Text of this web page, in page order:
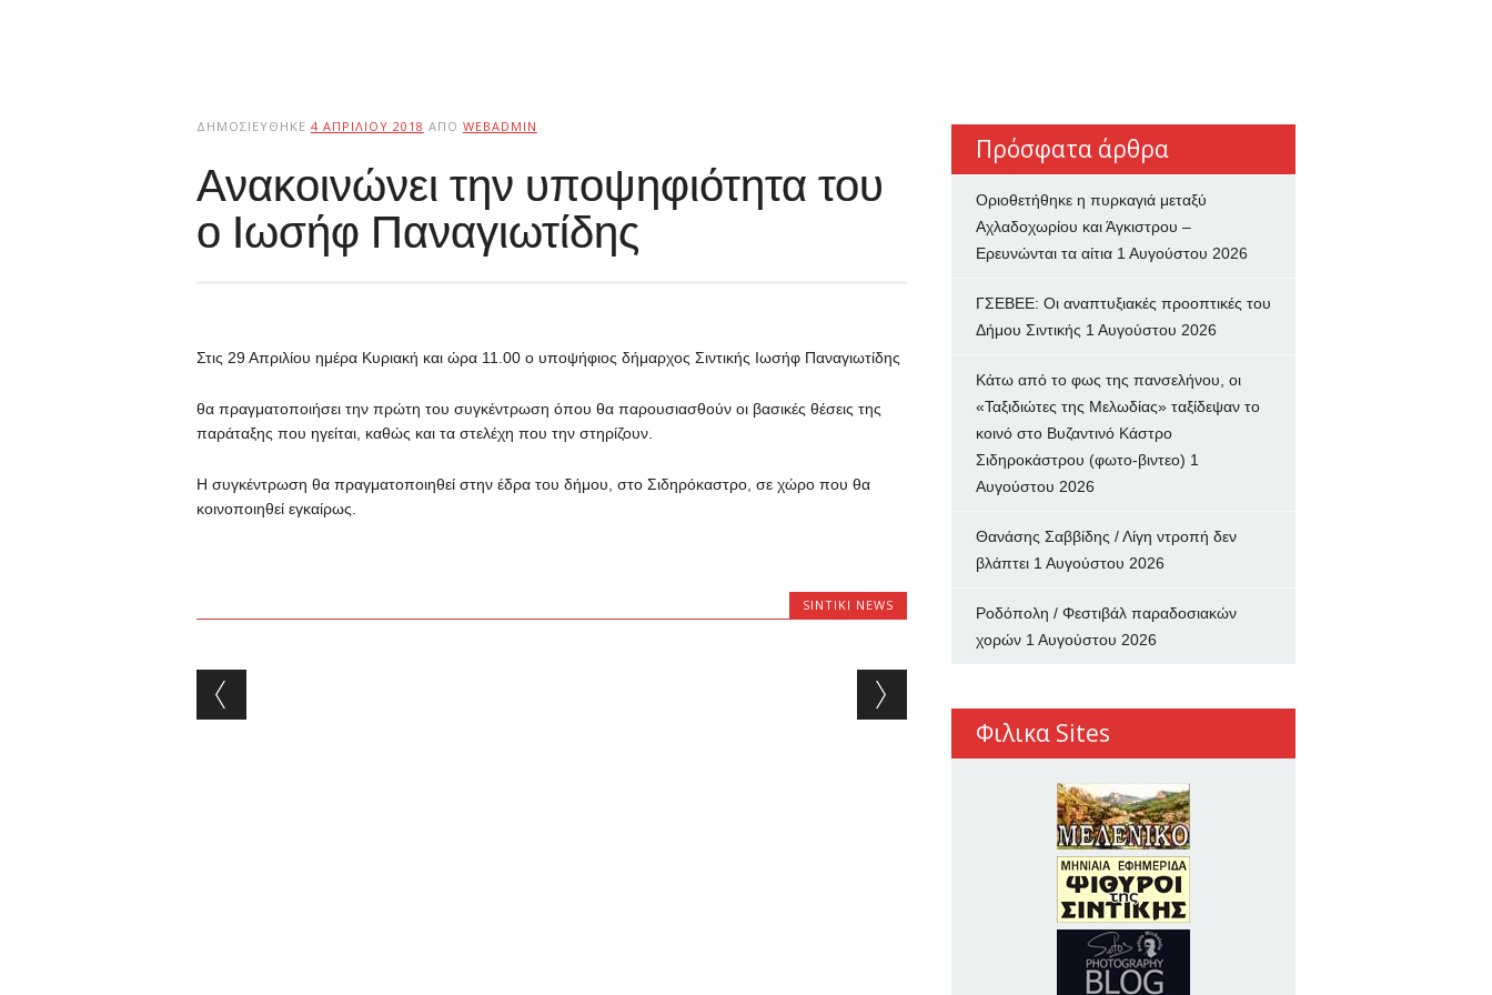
ΔΗΜΟΣΙΕΎΘΗΚΕ 4 ΑΠΡΙΛΊΟΥ 2018 ΑΠΌ WEBADMIN
Ανακοινώνει την υποψηφιότητα του
ο Ιωσήφ Παναγιωτίδης
Στις 29 Απριλίου ημέρα Κυριακή και ώρα 11.00 ο υποψήφιος δήμαρχος Σιντικής Ιωσήφ Παναγιωτίδης
θα πραγματοποιήσει την πρώτη του συγκέντρωση όπου θα παρουσιασθούν οι βασικές θέσεις της
παράταξης που ηγείται, καθώς και τα στελέχη που την στηρίζουν.
Η συγκέντρωση θα πραγματοποιηθεί στην έδρα του δήμου, στο Σιδηρόκαστρο, σε χώρο που θα
κοινοποιηθεί εγκαίρως.
SINTIKI NEWS
Post navigation
Πρόσφατα άρθρα
Οριοθετήθηκε η πυρκαγιά μεταξύ
Αχλαδοχωρίου και Άγκιστρου –
Ερευνώνται τα αίτια 1 Αυγούστου 2026
ΓΣΕΒΕΕ: Οι αναπτυξιακές προοπτικές του
Δήμου Σιντικής 1 Αυγούστου 2026
Κάτω από το φως της πανσελήνου, οι
«Ταξιδιώτες της Μελωδίας» ταξίδεψαν το
κοινό στο Βυζαντινό Κάστρο
Σιδηροκάστρου (φωτο-βιντεο) 1
Αυγούστου 2026
Θανάσης Σαββίδης / Λίγη ντροπή δεν
βλάπτει 1 Αυγούστου 2026
Ροδόπολη / Φεστιβάλ παραδοσιακών
χορών 1 Αυγούστου 2026
Φιλικα Sites